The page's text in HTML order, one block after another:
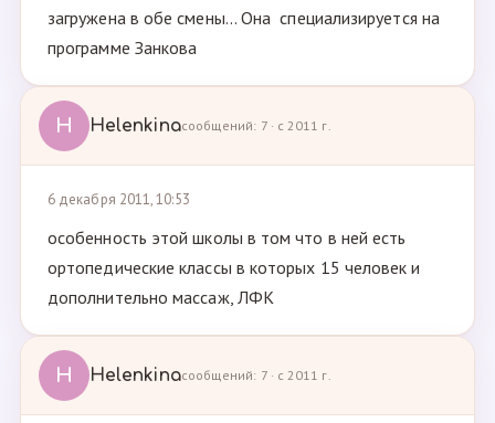
загружена в обе смены... Она специализируется на
программе Занкова
H Helenkinaсообщений: 7 · с 2011 г.
6 декабря 2011, 10:53
особенность этой школы в том что в ней есть
ортопедические классы в которых 15 человек и
дополнительно массаж, ЛФК
H Helenkinaсообщений: 7 · с 2011 г.